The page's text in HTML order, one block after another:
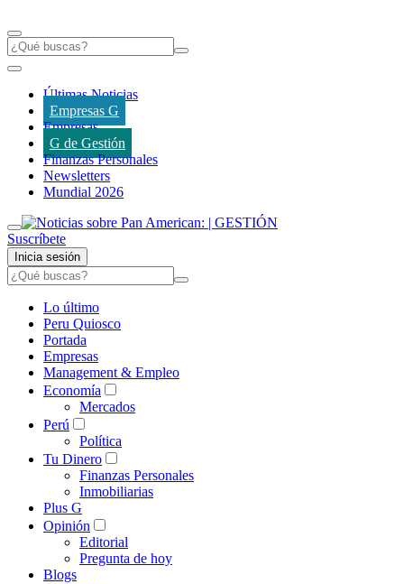
Últimas Noticias
Empresas G
Empresas
G de Gestión
Finanzas Personales
Newsletters
Mundial 2026
Suscríbete
Inicia sesión
Lo último
Peru Quiosco
Portada
Empresas
Management & Empleo
Economía
Mercados
Perú
Política
Tu Dinero
Finanzas Personales
Inmobiliarias
Plus G
Opinión
Editorial
Pregunta de hoy
Blogs